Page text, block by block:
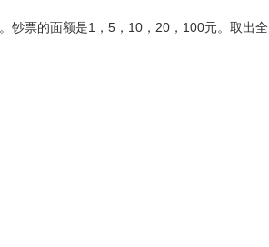
钞票的面额是1，5，10，20，100元。取出全